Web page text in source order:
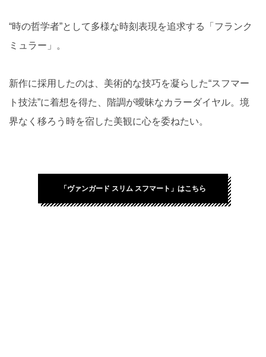
“時の哲学者”として多様な時刻表現を追求する「フランク
ミュラー」。
新作に採用したのは、美術的な技巧を凝らした“スフマー
ト技法”に着想を得た、階調が曖昧なカラーダイヤル。境
界なく移ろう時を宿した美観に心を委ねたい。
「ヴァンガード スリム スフマート」はこちら